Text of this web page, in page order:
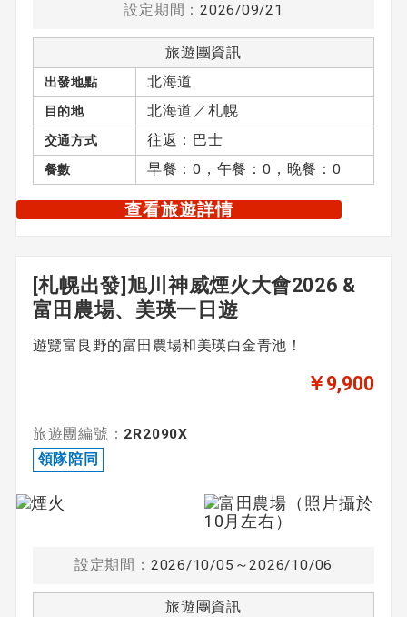
設定期間：2026/09/21
旅遊團資訊
出發地點 北海道
目的地 北海道／札幌
交通方式 往返：巴士
餐數 早餐：0，午餐：0，晚餐：0
查看旅遊詳情
[札幌出發]旭川神威煙火大會2026 &
富田農場、美瑛一日遊
遊覽富良野的富田農場和美瑛白金青池！
￥9,900
旅遊團編號： 2R2090X
領隊陪同
設定期間： 2026/10/05～2026/10/06
旅遊團資訊
領隊陪同 由英語領隊陪同
無領隊
主題
清空全部